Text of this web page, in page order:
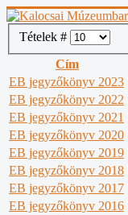
Tételek #
Cím
EB jegyzőkönyv 2023
EB jegyzőkönyv 2022
EB jegyzőkönyv 2021
EB jegyzőkönyv 2020
EB jegyzőkönyv 2019
EB jegyzőkönyv 2018
EB jegyzőkönyv 2017
EB jegyzőkönyv 2016